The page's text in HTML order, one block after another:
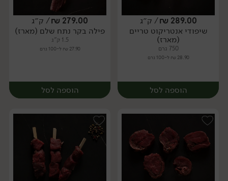
מארז מארז
289.00
₪/ ק״ג
שיפודי אנטריקוט טריים
(מארז)
750 גרם
28.90 ₪ ל-100 גרם
הוספה לסל
279.00
₪/ ק״ג
פילה בקר נתח שלם (מארז)
1.5 ק"ג
27.90 ₪ ל-100 גרם
הוספה לסל